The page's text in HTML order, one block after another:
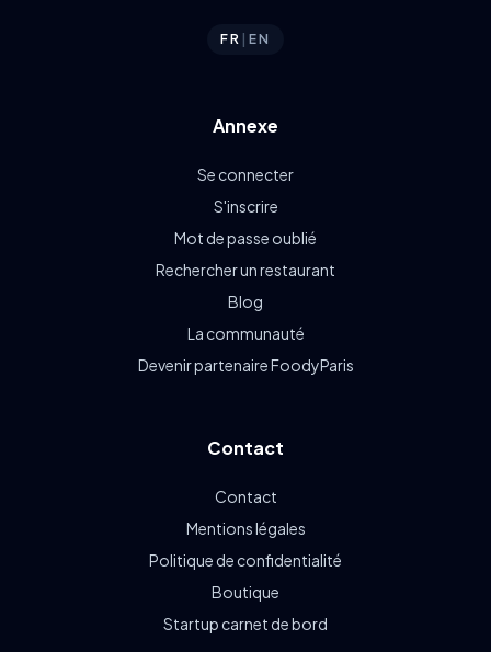
FR |EN
Annexe
Se connecter
S'inscrire
Mot de passe oublié
Rechercher un restaurant
Blog
La communauté
Devenir partenaire FoodyParis
Contact
Contact
Mentions légales
Politique de confidentialité
Boutique
Startup carnet de bord